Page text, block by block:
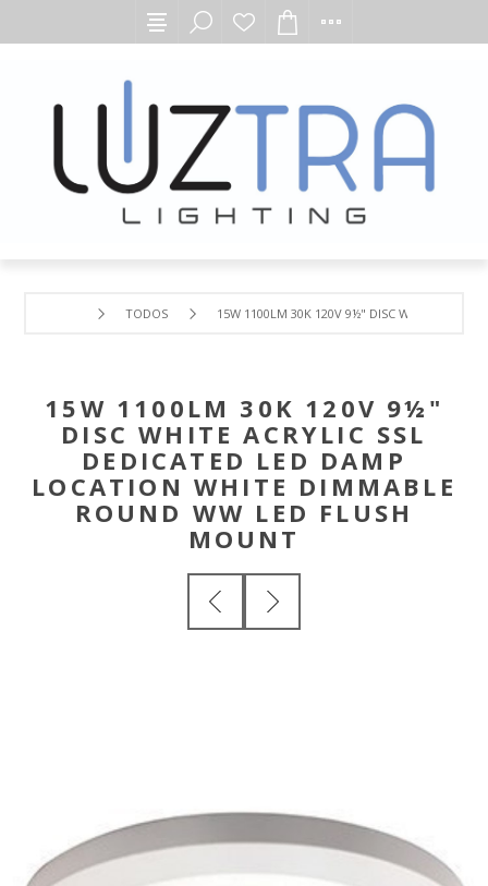
TODOS 15W 1100LM 30K 120V 9½" DISC WHITE
15W 1100LM 30K 120V 9½"
DISC WHITE ACRYLIC SSL
DEDICATED LED DAMP
LOCATION WHITE DIMMABLE
ROUND WW LED FLUSH
MOUNT